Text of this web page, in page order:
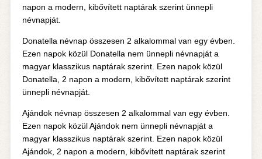
napon a modern, kibővített naptárak szerint ünnepli
névnapját.
Donatella névnap összesen 2 alkalommal van egy évben.
Ezen napok közül Donatella nem ünnepli névnapját a
magyar klasszikus naptárak szerint. Ezen napok közül
Donatella, 2 napon a modern, kibővített naptárak szerint
ünnepli névnapját.
Ajándok névnap összesen 2 alkalommal van egy évben.
Ezen napok közül Ajándok nem ünnepli névnapját a
magyar klasszikus naptárak szerint. Ezen napok közül
Ajándok, 2 napon a modern, kibővített naptárak szerint